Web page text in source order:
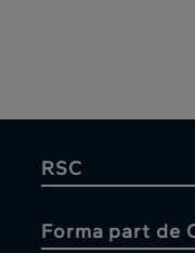
RSC
Forma part de